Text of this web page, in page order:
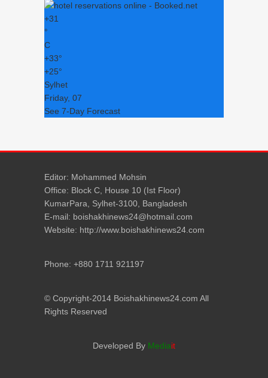
+31
°
C
+33°
+25°
Sylhet
Friday, 07
See 7-Day Forecast
Editor: Mohammed Mohsin
Office: Block C, House 10 (Ist Floor)
KumarPara, Sylhet-3100, Bangladesh
E-mail: boishakhinews24@hotmail.com
Website: http://www.boishakhinews24.com
Phone: +880 1711 921197
© Copyright-2014 Boishakhinews24.com All
Rights Reserved
Developed By Mediait